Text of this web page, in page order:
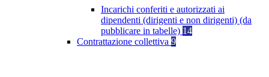
Incarichi conferiti e autorizzati ai
dipendenti (dirigenti e non dirigenti) (da
pubblicare in tabelle) 14
Contrattazione collettiva 9